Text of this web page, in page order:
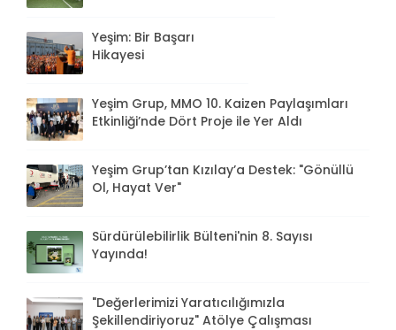
Yeşim: Bir Başarı
Hikayesi
Yeşim Grup, MMO 10. Kaizen Paylaşımları
Etkinliği’nde Dört Proje ile Yer Aldı
Yeşim Grup’tan Kızılay’a Destek: "Gönüllü
Ol, Hayat Ver"
Sürdürülebilirlik Bülteni'nin 8. Sayısı
Yayında!
"Değerlerimizi Yaratıcılığımızla
Şekillendiriyoruz" Atölye Çalışması